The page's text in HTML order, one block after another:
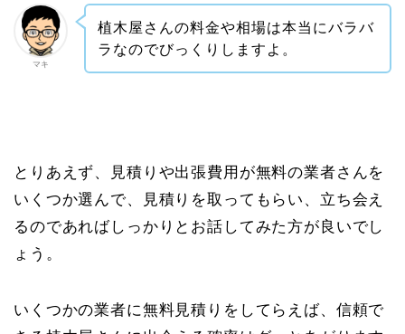
マキ
植木屋さんの料金や相場は本当にバラバ
ラなのでびっくりしますよ。
とりあえず、見積りや出張費用が無料の業者さんを
いくつか選んで、見積りを取ってもらい、立ち会え
るのであればしっかりとお話してみた方が良いでし
ょう。
いくつかの業者に無料見積りをしてらえば、信頼で